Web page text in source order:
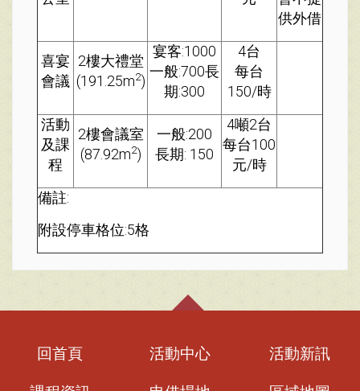
供外借
喜宴
會議
2樓大禮堂
(191.25m2)
宴客:1000
一般:700長
期:300
4台
每台
150/時
活動
及課
程
2樓會議室
(87.92m2)
一般:200
長期: 150
4噸2台
每台100
元/時
備註:
附設停車格位:5格
回首頁 活動中心 活動新訊